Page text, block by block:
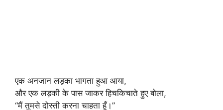
एक अनजान लड़का भागता हुआ आया,
और एक लड़की के पास जाकर हिचकिचाते हुए बोला,
“मैं तुमसे दोस्ती करना चाहता हूँ।”